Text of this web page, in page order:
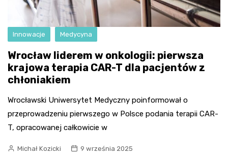
Innowacje Medycyna
Wrocław liderem w onkologii: pierwsza
krajowa terapia CAR-T dla pacjentów z
chłoniakiem
Wrocławski Uniwersytet Medyczny poinformował o
przeprowadzeniu pierwszego w Polsce podania terapii CAR-
T, opracowanej całkowicie w
Michał Kozicki 9 września 2025